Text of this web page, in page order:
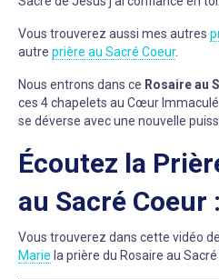
Vous trouverez aussi mes autres
autre prière au Sacré Coeur.
Nous entrons dans ce Rosaire au
ces 4 chapelets au Cœur
se déverse avec une nouvelle
Écoutez la
au Sacré Coeur :
Vous trouverez dans cette vidéo de
Marie la prière du Rosaire au Sacré